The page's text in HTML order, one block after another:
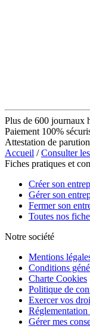
Plus de 600 journaux
Paiement 100%
Attestation de
Accueil /Consulter
Fiches pratiques et
Créer son
Gérer son
Fermer son
Toutes nos
Notre société
Mentions
Conditions
Charte Cookies
Politique de
Exercer vos
Réglementation
Gérer mes